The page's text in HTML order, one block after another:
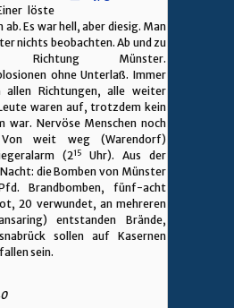
löste
ab. Es war hell, aber diesig. Man
nichts beobachten. Ab und zu
Richtung Münster.
ohne Unterlaß. Immer
allen Richtungen, alle weiter
waren auf, trotzdem kein
war. Nervöse Menschen noch
weit weg (Warendorf)
(215
Uhr). Aus der
die Bomben von Münster
Brandbomben, fünf-acht
20 verwundet, an mehreren
entstanden Brände,
sollen auf Kasernen
sein.